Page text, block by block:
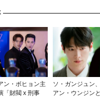
ン・ボヒョン主
「財閥 x 刑事
ソ・ガンジュン、
アン・ウンジンと